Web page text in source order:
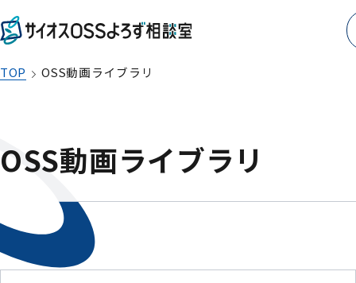
TOP OSS動画ライブラリ
OSS動画ライブラリ